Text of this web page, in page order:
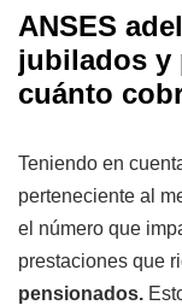
ANSES
jubilados y
cuánto
Teniendo en
perteneciente al
el número que
prestaciones que
pensionados.